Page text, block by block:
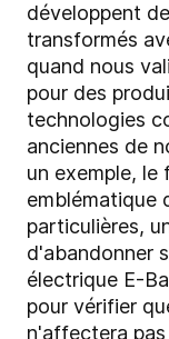
développent
transformés
quand nous
pour des
technologies
anciennes de
un exemple,
emblématique
particulières,
d'abandonner
électrique E-
pour vérifier
n'affectera